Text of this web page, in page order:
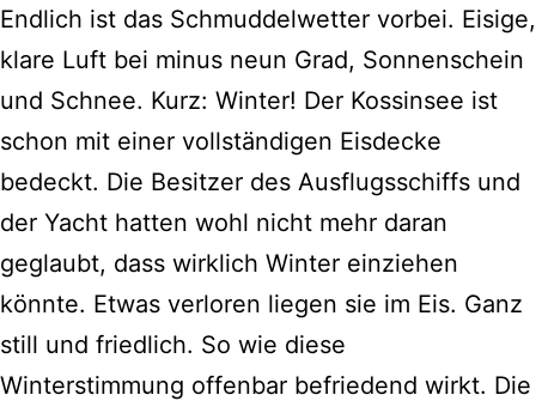
Endlich ist das Schmuddelwetter vorbei. Eisige,
klare Luft bei minus neun Grad, Sonnenschein
und Schnee. Kurz: Winter! Der Kossinsee ist
schon mit einer vollständigen Eisdecke
bedeckt. Die Besitzer des Ausflugsschiffs und
der Yacht hatten wohl nicht mehr daran
geglaubt, dass wirklich Winter einziehen
könnte. Etwas verloren liegen sie im Eis. Ganz
still und friedlich. So wie diese
Winterstimmung offenbar befriedend wirkt. Die